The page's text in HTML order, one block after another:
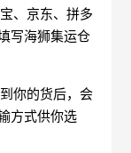
、京东、拼多
写海狮集运仓
你的货后，会
方式供你选